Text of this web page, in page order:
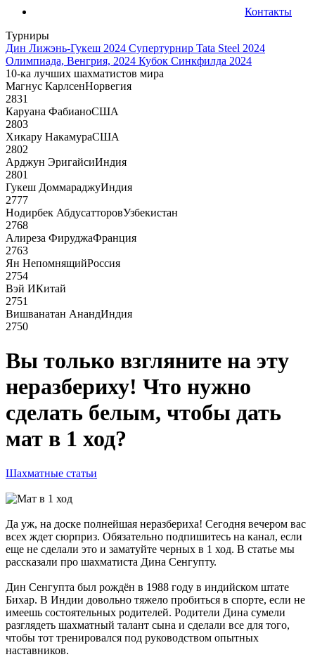
Контакты
Турниры
Дин Лижэнь-Гукеш 2024 Супертурнир Tata Steel 2024
Олимпиада, Венгрия, 2024 Кубок Синкфилда 2024
10-ка лучших шахматистов мира
Магнус КарлсенНорвегия
2831
Каруана ФабианоСША
2803
Хикару НакамураСША
2802
Арджун ЭригайсиИндия
2801
Гукеш ДоммараджуИндия
2777
Нодирбек АбдусатторовУзбекистан
2768
Алиреза ФируджаФранция
2763
Ян НепомнящийРоссия
2754
Вэй ИКитай
2751
Вишванатан АнандИндия
2750
Вы только взгляните на эту
неразбериху! Что нужно
сделать белым, чтобы дать
мат в 1 ход?
Шахматные статьи
Да уж, на доске полнейшая неразбериха! Сегодня вечером вас
всех ждет сюрприз. Обязательно подпишитесь на канал, если
еще не сделали это и заматуйте черных в 1 ход. В статье мы
рассказали про шахматиста Дина Сенгупту.
Дин Сенгупта был рождён в 1988 году в индийском штате
Бихар. В Индии довольно тяжело пробиться в спорте, если не
имеешь состоятельных родителей. Родители Дина сумели
разглядеть шахматный талант сына и сделали все для того,
чтобы тот тренировался под руководством опытных
наставников.